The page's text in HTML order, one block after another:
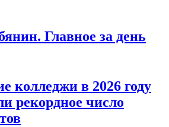
Главное за день
колледжи в 2026 году
рекордное число